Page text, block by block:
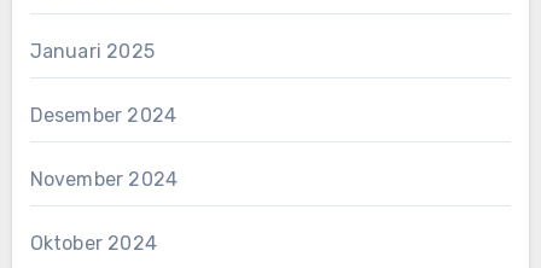
Januari 2025
Desember 2024
November 2024
Oktober 2024